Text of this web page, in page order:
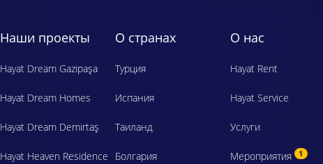
Наши проекты
Hayat Dream Gazipaşa
Hayat Dream Homes
Hayat Dream Demirtaş
Hayat Heaven Residence
О странах
Турция
Испания
Таиланд
Болгария
О нас
Hayat Rent
Hayat Service
Услуги
Мероприятия 1